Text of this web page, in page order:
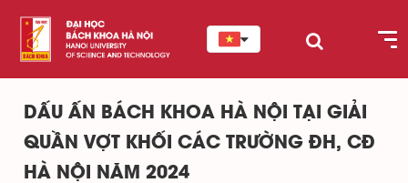
DẤU ẤN BÁCH KHOA HÀ NỘI TẠI GIẢI
QUẦN VỢT KHỐI CÁC TRƯỜNG ĐH, CĐ
HÀ NỘI NĂM 2024